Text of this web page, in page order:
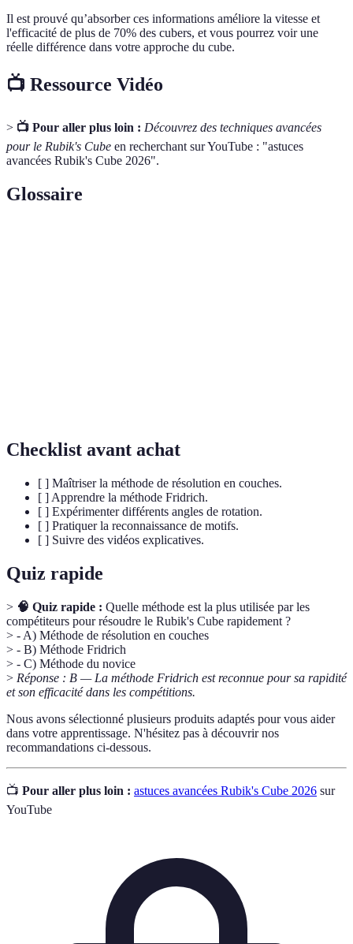
Il est prouvé qu’absorber ces informations améliore la vitesse et
l'efficacité de plus de 70% des cubers, et vous pourrez voir une
réelle différence dans votre approche du cube.
📺 Ressource Vidéo
> 📺 Pour aller plus loin : Découvrez des techniques avancées
pour le Rubik's Cube en recherchant sur YouTube : "astuces
avancées Rubik's Cube 2026".
Glossaire
Checklist avant achat
[ ] Maîtriser la méthode de résolution en couches.
[ ] Apprendre la méthode Fridrich.
[ ] Expérimenter différents angles de rotation.
[ ] Pratiquer la reconnaissance de motifs.
[ ] Suivre des vidéos explicatives.
Quiz rapide
> 🧠 Quiz rapide : Quelle méthode est la plus utilisée par les
compétiteurs pour résoudre le Rubik's Cube rapidement ?
> - A) Méthode de résolution en couches
> - B) Méthode Fridrich
> - C) Méthode du novice
> Réponse : B — La méthode Fridrich est reconnue pour sa rapidité
et son efficacité dans les compétitions.
Nous avons sélectionné plusieurs produits adaptés pour vous aider
dans votre apprentissage. N'hésitez pas à découvrir nos
recommandations ci-dessous.
📺 Pour aller plus loin : astuces avancées Rubik's Cube 2026 sur
YouTube